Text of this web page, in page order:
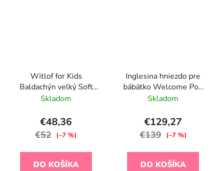
Witlof for Kids
Baldachýn velký Soft
Sand
Skladom
€48,36
€52 (–7 %)
DO KOŠÍKA
Inglesina hniezdo pre
bábätko Welcome Pod
Peaceful Blue
Skladom
€129,27
€139 (–7 %)
DO KOŠÍKA